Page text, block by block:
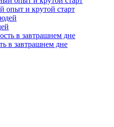
опыт и крутой старт
в завтрашнем дне